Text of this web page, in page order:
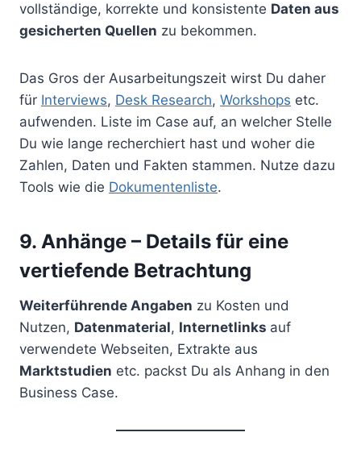
vollständige, korrekte und konsistente Daten aus
gesicherten Quellen zu bekommen.
Das Gros der Ausarbeitungszeit wirst Du daher
für Interviews, Desk Research, Workshops etc.
aufwenden. Liste im Case auf, an welcher Stelle
Du wie lange recherchiert hast und woher die
Zahlen, Daten und Fakten stammen. Nutze dazu
Tools wie die Dokumentenliste.
9. Anhänge – Details für eine
vertiefende Betrachtung
Weiterführende Angaben zu Kosten und
Nutzen, Datenmaterial, Internetlinks auf
verwendete Webseiten, Extrakte aus
Marktstudien etc. packst Du als Anhang in den
Business Case.